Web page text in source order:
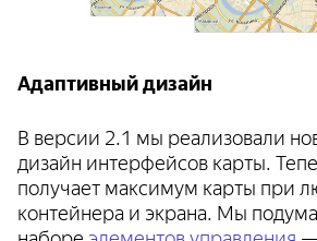
Адаптивный дизайн
В версии 2.1 мы реализовали
дизайн интерфейсов карты.
получает максимум карты при
контейнера и экрана. Мы